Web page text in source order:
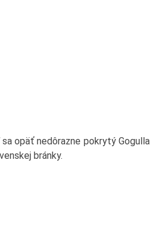
opäť nedôrazne pokrytý Gogulla
bránky.